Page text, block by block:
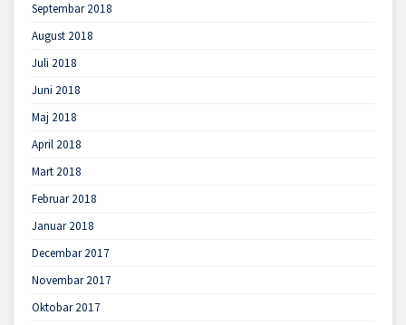
Septembar 2018
August 2018
Juli 2018
Juni 2018
Maj 2018
April 2018
Mart 2018
Februar 2018
Januar 2018
Decembar 2017
Novembar 2017
Oktobar 2017